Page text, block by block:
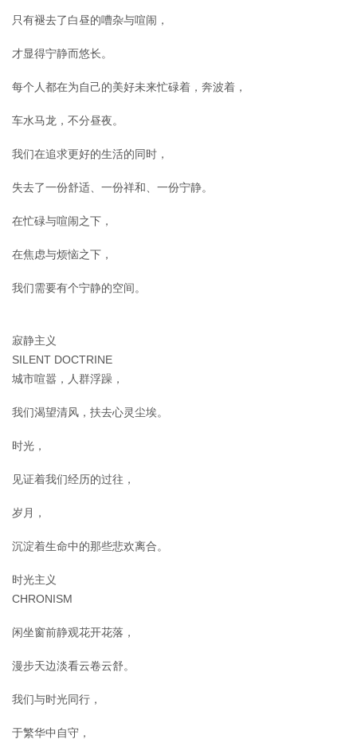
只有褪去了白昼的嘈杂与喧闹，
才显得宁静而悠长。
每个人都在为自己的美好未来忙碌着，奔波着，
车水马龙，不分昼夜。
我们在追求更好的生活的同时，
失去了一份舒适、一份祥和、一份宁静。
在忙碌与喧闹之下，
在焦虑与烦恼之下，
我们需要有个宁静的空间。
寂静主义
SILENT DOCTRINE
城市喧嚣，人群浮躁，
我们渴望清风，扶去心灵尘埃。
时光，
见证着我们经历的过往，
岁月，
沉淀着生命中的那些悲欢离合。
时光主义
CHRONISM
闲坐窗前静观花开花落，
漫步天边淡看云卷云舒。
我们与时光同行，
于繁华中自守，